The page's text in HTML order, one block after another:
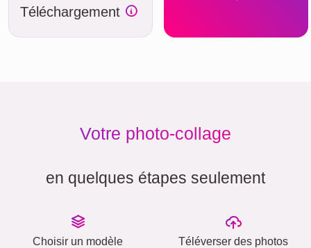
Téléchargement
Votre photo-collage
en quelques étapes seulement
Choisir un modèle Téléverser des photos